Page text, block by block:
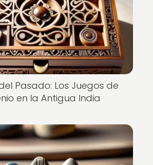
Pasado: Los Juegos de
en la Antigua India